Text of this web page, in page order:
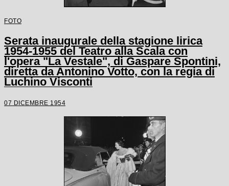
FOTO
Serata inaugurale della stagione lirica
1954-1955 del Teatro alla Scala con
l'opera "La Vestale", di Gaspare Spontini,
diretta da Antonino Votto, con la regia di
Luchino Visconti
07 DICEMBRE 1954